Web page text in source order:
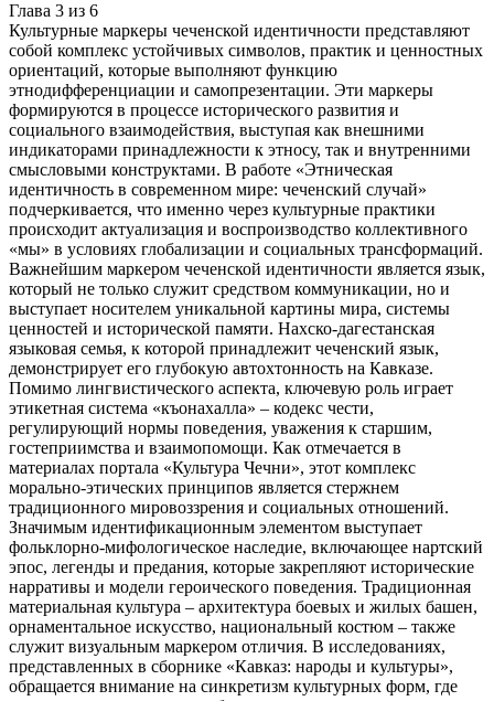
Глава 3 из 6
Культурные маркеры чеченской идентичности представляют
собой комплекс устойчивых символов, практик и ценностных
ориентаций, которые выполняют функцию
этнодифференциации и самопрезентации. Эти маркеры
формируются в процессе исторического развития и
социального взаимодействия, выступая как внешними
индикаторами принадлежности к этносу, так и внутренними
смысловыми конструктами. В работе «Этническая
идентичность в современном мире: чеченский случай»
подчеркивается, что именно через культурные практики
происходит актуализация и воспроизводство коллективного
«мы» в условиях глобализации и социальных трансформаций.
Важнейшим маркером чеченской идентичности является язык,
который не только служит средством коммуникации, но и
выступает носителем уникальной картины мира, системы
ценностей и исторической памяти. Нахско-дагестанская
языковая семья, к которой принадлежит чеченский язык,
демонстрирует его глубокую автохтонность на Кавказе.
Помимо лингвистического аспекта, ключевую роль играет
этикетная система «къонахалла» – кодекс чести,
регулирующий нормы поведения, уважения к старшим,
гостеприимства и взаимопомощи. Как отмечается в
материалах портала «Культура Чечни», этот комплекс
морально-этических принципов является стержнем
традиционного мировоззрения и социальных отношений.
Значимым идентификационным элементом выступает
фольклорно-мифологическое наследие, включающее нартский
эпос, легенды и предания, которые закрепляют исторические
нарративы и модели героического поведения. Традиционная
материальная культура – архитектура боевых и жилых башен,
орнаментальное искусство, национальный костюм – также
служит визуальным маркером отличия. В исследованиях,
представленных в сборнике «Кавказ: народы и культуры»,
обращается внимание на синкретизм культурных форм, где